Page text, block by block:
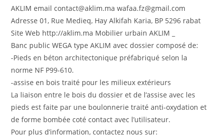
AKLIM email contact@aklim.ma wafaa.fz@gmail.com
Adresse 01, Rue Medieq, Hay Alkifah Karia, BP 5296 rabat
Site Web http://aklim.ma Mobilier urbain AKLIM _
Banc public WEGA type AKLIM avec dossier composé de:
-Pieds en béton architectonique préfabriqué selon la
norme NF P99-610.
-assise en bois traité pour les milieux extérieurs
La liaison entre le bois du dossier et de l’assise avec les
pieds est faite par une boulonnerie traité anti-oxydation et
de forme bombée coté contact avec l’utilisateur.
Pour plus d’information, contactez nous sur: